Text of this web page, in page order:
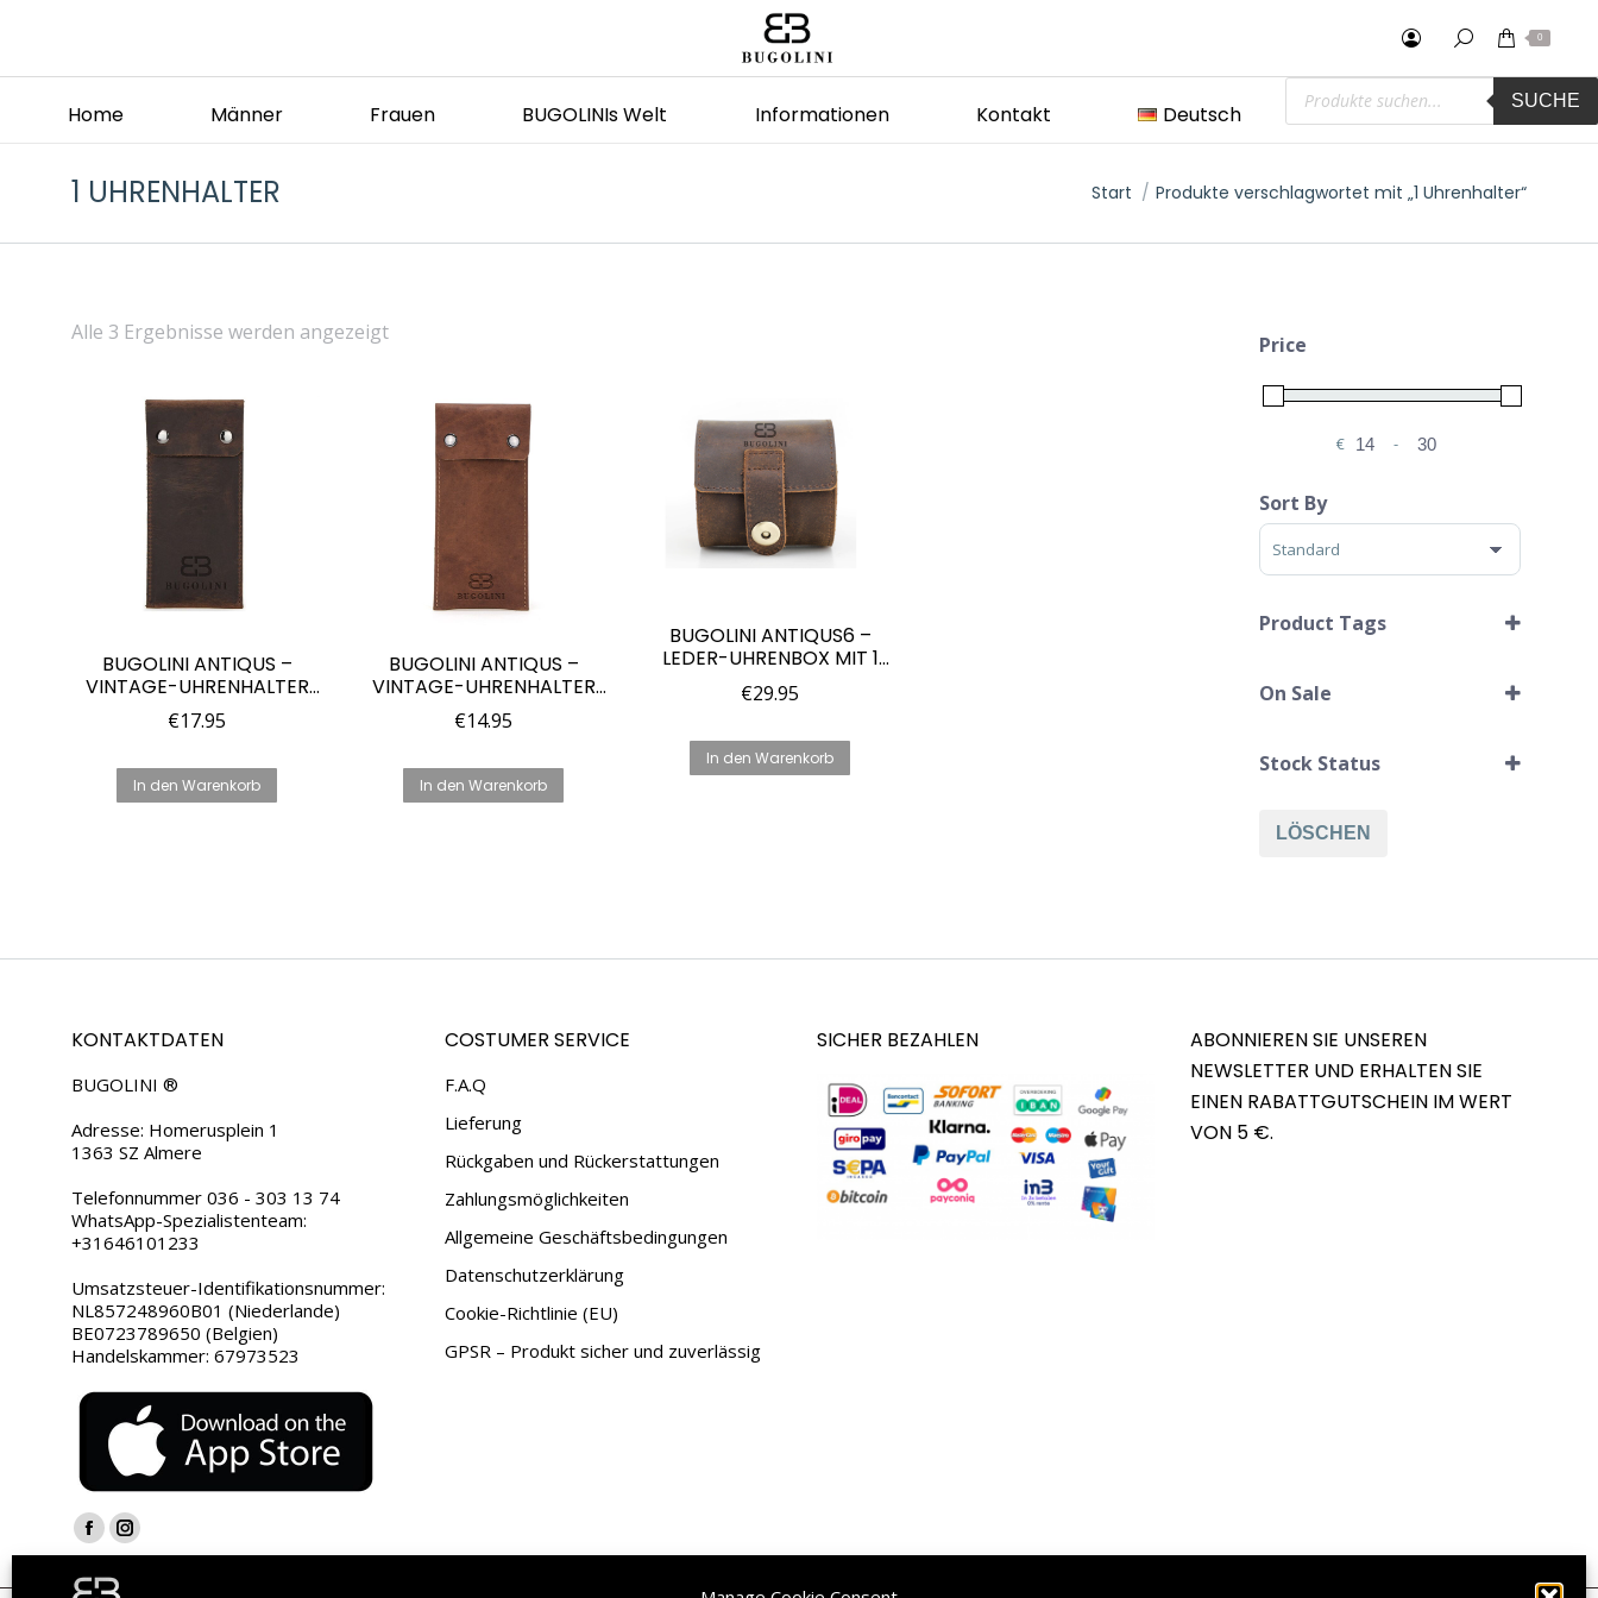
0
Home Männer Frauen BUGOLINIs Welt Informationen Kontakt Deutsch
Products
search SUCHE
1 UHRENHALTER Sie befinden sich hier:
Start Produkte verschlagwortet mit „1 Uhrenhalter“
Alle 3 Ergebnisse werden angezeigt
BUGOLINI ANTIQUS –
VINTAGE-UHRENHALTER
AUS LEDER –
AUFBEWAHRUNGSTASCHE
LEDER
€17.95
In den Warenkorb
BUGOLINI ANTIQUS –
VINTAGE-UHRENHALTER
AUS LEDER –
AUFBEWAHRUNGSTASCHE
HELLBRAUN
€14.95
In den Warenkorb
BUGOLINI ANTIQUS6 –
LEDER-UHRENBOX MIT 1
FACH – RETRO-
UHRENHALTER –
€29.95
In den Warenkorb
Price
€ Minimum Price
-Maximum Price
Sort By
Sort Products
Product Tags
On Sale
Stock Status
LÖSCHEN
KONTAKTDATEN
BUGOLINI ®
Adresse: Homerusplein 1
1363 SZ Almere
Telefonnummer 036 - 303 13 74
WhatsApp-Spezialistenteam:
+31646101233
Umsatzsteuer-Identifikationsnummer:
NL857248960B01 (Niederlande)
BE0723789650 (Belgien)
Handelskammer: 67973523
Finden Sie uns auf:
Facebook
page
Instagram
COSTUMER SERVICE
F.A.Q
Lieferung
Rückgaben und Rückerstattungen
Zahlungsmöglichkeiten
Allgemeine Geschäftsbedingungen
Datenschutzerklärung
Cookie-Richtlinie (EU)
GPSR – Produkt sicher und zuverlässig
SICHER BEZAHLEN
ABONNIEREN SIE UNSEREN
NEWSLETTER UND ERHALTEN SIE
EINEN RABATTGUTSCHEIN IM WERT
VON 5 €.